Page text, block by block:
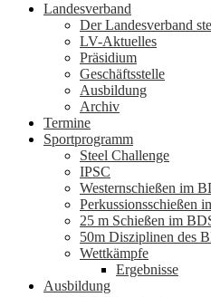
Landesverband
Der Landesverband
LV-Aktuelles
Präsidium
Geschäftsstelle
Ausbildung
Archiv
Termine
Sportprogramm
Steel Challenge
IPSC
Westernschießen im
Perkussionsschießen
25 m Schießen im
50m Disziplinen des
Wettkämpfe
Ergebnisse
Ausbildung